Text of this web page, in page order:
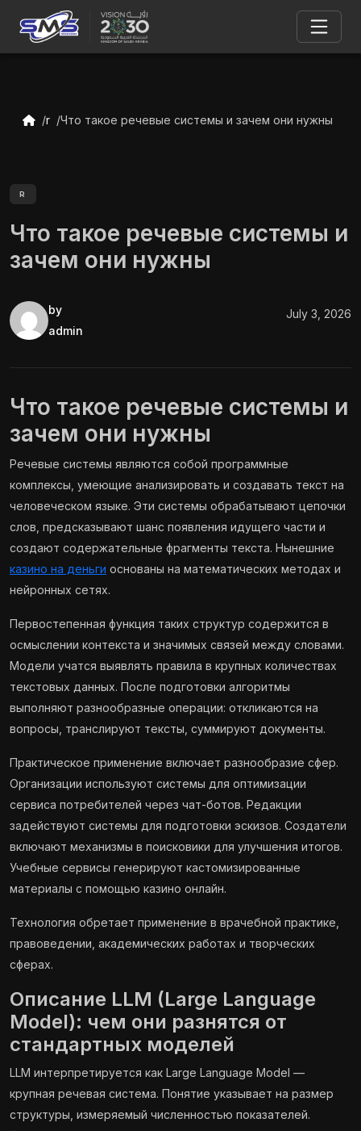
r Что такое речевые системы и зачем они нужны
R
Что такое речевые системы и
зачем они нужны
by
admin
July 3, 2026
Что такое речевые системы и
зачем они нужны
Речевые системы являются собой программные
комплексы, умеющие анализировать и создавать текст на
человеческом языке. Эти системы обрабатывают цепочки
слов, предсказывают шанс появления идущего части и
создают содержательные фрагменты текста. Нынешние
казино на деньги основаны на математических методах и
нейронных сетях.
Первостепенная функция таких структур содержится в
осмыслении контекста и значимых связей между словами.
Модели учатся выявлять правила в крупных количествах
текстовых данных. После подготовки алгоритмы
выполняют разнообразные операции: откликаются на
вопросы, транслируют тексты, суммируют документы.
Практическое применение включает разнообразие сфер.
Организации используют системы для оптимизации
сервиса потребителей через чат-ботов. Редакции
задействуют системы для подготовки эскизов. Создатели
включают механизмы в поисковики для улучшения итогов.
Учебные сервисы генерируют кастомизированные
материалы с помощью казино онлайн.
Технология обретает применение в врачебной практике,
правоведении, академических работах и творческих
сферах.
Описание LLM (Large Language
Model): чем они разнятся от
стандартных моделей
LLM интерпретируется как Large Language Model —
крупная речевая система. Понятие указывает на размер
структуры, измеряемый численностью показателей.